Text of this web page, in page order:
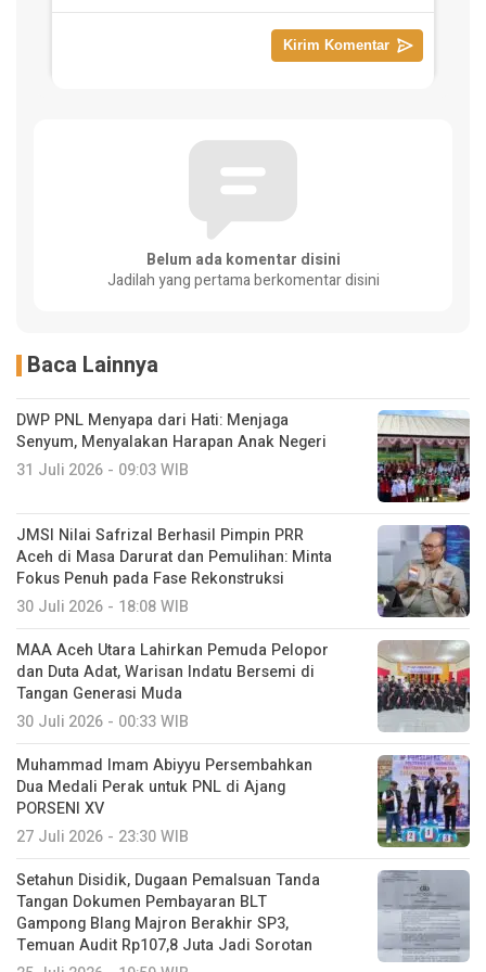
Belum ada komentar disini
Jadilah yang pertama berkomentar disini
Baca Lainnya
DWP PNL Menyapa dari Hati: Menjaga
Senyum, Menyalakan Harapan Anak Negeri
31 Juli 2026 - 09:03 WIB
JMSI Nilai Safrizal Berhasil Pimpin PRR
Aceh di Masa Darurat dan Pemulihan: Minta
Fokus Penuh pada Fase Rekonstruksi
30 Juli 2026 - 18:08 WIB
MAA Aceh Utara Lahirkan Pemuda Pelopor
dan Duta Adat, Warisan Indatu Bersemi di
Tangan Generasi Muda
30 Juli 2026 - 00:33 WIB
Muhammad Imam Abiyyu Persembahkan
Dua Medali Perak untuk PNL di Ajang
PORSENI XV
27 Juli 2026 - 23:30 WIB
Setahun Disidik, Dugaan Pemalsuan Tanda
Tangan Dokumen Pembayaran BLT
Gampong Blang Majron Berakhir SP3,
Temuan Audit Rp107,8 Juta Jadi Sorotan